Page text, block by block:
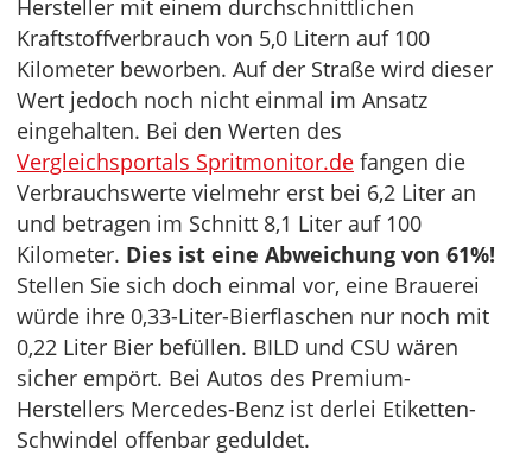
Hersteller mit einem durchschnittlichen
Kraftstoffverbrauch von 5,0 Litern auf 100
Kilometer beworben. Auf der Straße wird dieser
Wert jedoch noch nicht einmal im Ansatz
eingehalten. Bei den Werten des
Vergleichsportals Spritmonitor.de fangen die
Verbrauchswerte vielmehr erst bei 6,2 Liter an
und betragen im Schnitt 8,1 Liter auf 100
Kilometer. Dies ist eine Abweichung von 61%!
Stellen Sie sich doch einmal vor, eine Brauerei
würde ihre 0,33-Liter-Bierflaschen nur noch mit
0,22 Liter Bier befüllen. BILD und CSU wären
sicher empört. Bei Autos des Premium-
Herstellers Mercedes-Benz ist derlei Etiketten-
Schwindel offenbar geduldet.